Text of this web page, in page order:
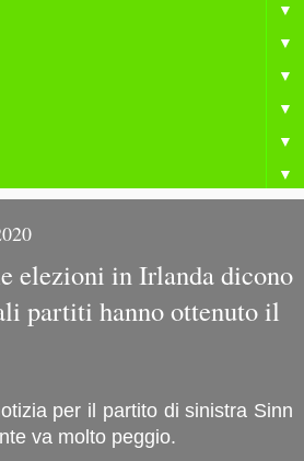
▼
▼
▼
▼
▼
▼
elezioni in Irlanda dicono
partiti hanno ottenuto il
per il partito di sinistra Sinn
va molto peggio.